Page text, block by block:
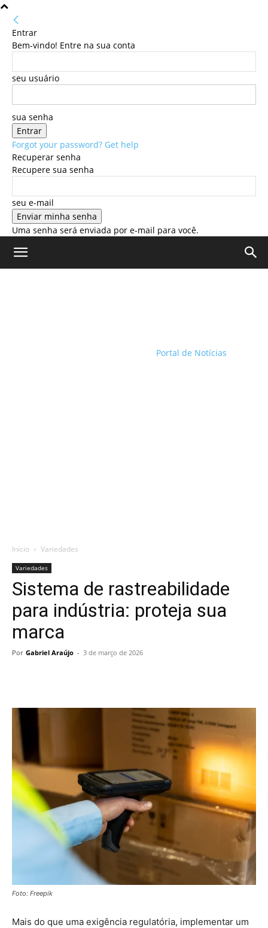
Entrar
Bem-vindo! Entre na sua conta
seu usuário
sua senha
Forgot your password? Get help
Recuperar senha
Recupere sua senha
seu e-mail
Uma senha será enviada por e-mail para você.
Portal de Notícias
Início Variedades
Variedades
Sistema de rastreabilidade
para indústria: proteja sua
marca
Por Gabriel Araújo - 3 de março de 2026
Foto: Freepik
Mais do que uma exigência regulatória, implementar um